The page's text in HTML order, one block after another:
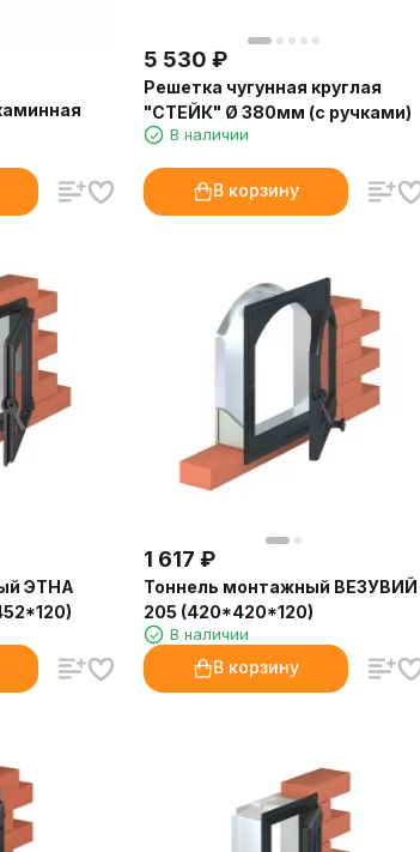
5 530 ₽
Решетка чугунная круглая
"СТЕЙК" Ø 380мм (с ручками)
В наличии
В корзину
ЭТНА
1 617 ₽
Тоннель монтажный ВЕЗУВИЙ
205 (420*420*120)
В наличии
В корзину